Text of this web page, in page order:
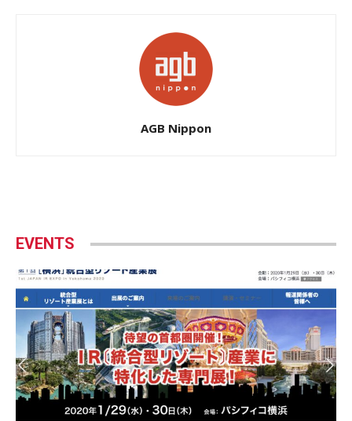
AGB Nippon
EVENTS